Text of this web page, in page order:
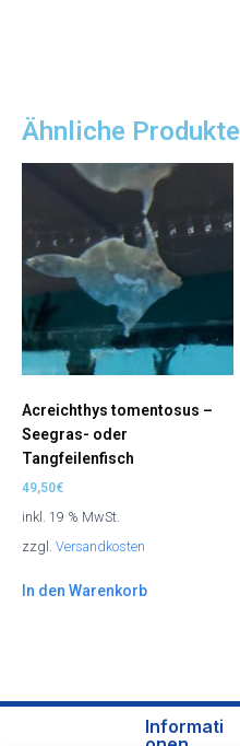
Ähnliche Produkte
Acreichthys tomentosus –
Seegras- oder
Tangfeilenfisch
49,50€
inkl. 19 % MwSt.
zzgl. Versandkosten
In den Warenkorb
Informati